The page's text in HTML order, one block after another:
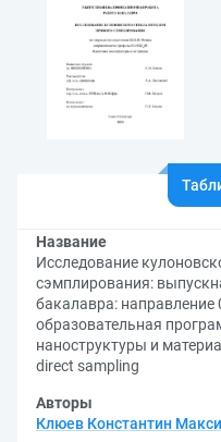
Название
Исследование
сэмплирования:
бакалавра: направление
образовательная
наноструктуры и
direct sampling
Авторы
Клюев Константин